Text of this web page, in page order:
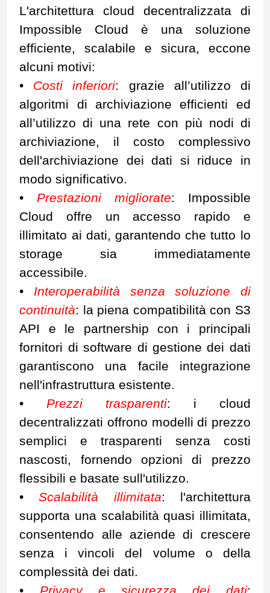
L'architettura cloud decentralizzata di
Impossible Cloud è una soluzione
efficiente, scalabile e sicura, eccone
alcuni motivi:
• Costi inferiori: grazie all’utilizzo di
algoritmi di archiviazione efficienti ed
all’utilizzo di una rete con più nodi di
archiviazione, il costo complessivo
dell'archiviazione dei dati si riduce in
modo significativo.
•Prestazioni migliorate: Impossible
Cloud offre un accesso rapido e
illimitato ai dati, garantendo che tutto lo
storage sia immediatamente
accessibile.
• Interoperabilità senza soluzione di
continuità: la piena compatibilità con S3
API e le partnership con i principali
fornitori di software di gestione dei dati
garantiscono una facile integrazione
nell'infrastruttura esistente.
•Prezzi trasparenti: i cloud
decentralizzati offrono modelli di prezzo
semplici e trasparenti senza costi
nascosti, fornendo opzioni di prezzo
flessibili e basate sull'utilizzo.
•Scalabilità illimitata: l'architettura
supporta una scalabilità quasi illimitata,
consentendo alle aziende di crescere
senza i vincoli del volume o della
complessità dei dati.